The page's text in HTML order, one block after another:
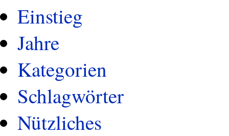
Einstieg
Jahre
Kategorien
Schlagwörter
Nützliches